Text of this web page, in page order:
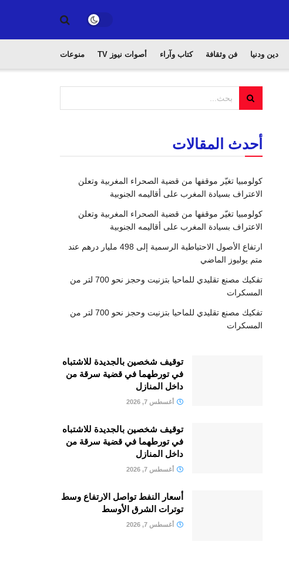
دين ودنيا فن وثقافة كتاب وآراء أصوات نيوز TV منوعات
أحدث المقالات
كولومبيا تغيّر موقفها من قضية الصحراء المغربية وتعلن
الاعتراف بسيادة المغرب على أقاليمه الجنوبية
كولومبيا تغيّر موقفها من قضية الصحراء المغربية وتعلن
الاعتراف بسيادة المغرب على أقاليمه الجنوبية
ارتفاع الأصول الاحتياطية الرسمية إلى 498 مليار درهم عند
متم يوليوز الماضي
تفكيك مصنع تقليدي للماحيا بتزنيت وحجز نحو 700 لتر من
المسكرات
تفكيك مصنع تقليدي للماحيا بتزنيت وحجز نحو 700 لتر من
المسكرات
توقيف شخصين بالجديدة للاشتباه
في تورطهما في قضية سرقة من
داخل المنازل
أغسطس 7, 2026
توقيف شخصين بالجديدة للاشتباه
في تورطهما في قضية سرقة من
داخل المنازل
أغسطس 7, 2026
أسعار النفط تواصل الارتفاع وسط
توترات الشرق الأوسط
أغسطس 7, 2026